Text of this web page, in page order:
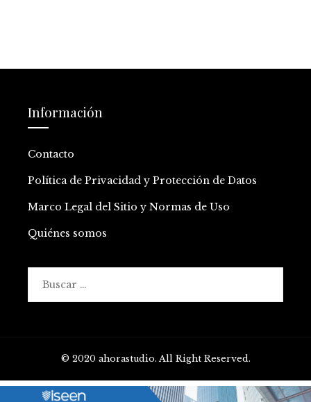
Información
Contacto
Política de Privacidad y Protección de Datos
Marco Legal del Sitio y Normas de Uso
Quiénes somos
© 2020 ahorastudio. All Right Reserved.